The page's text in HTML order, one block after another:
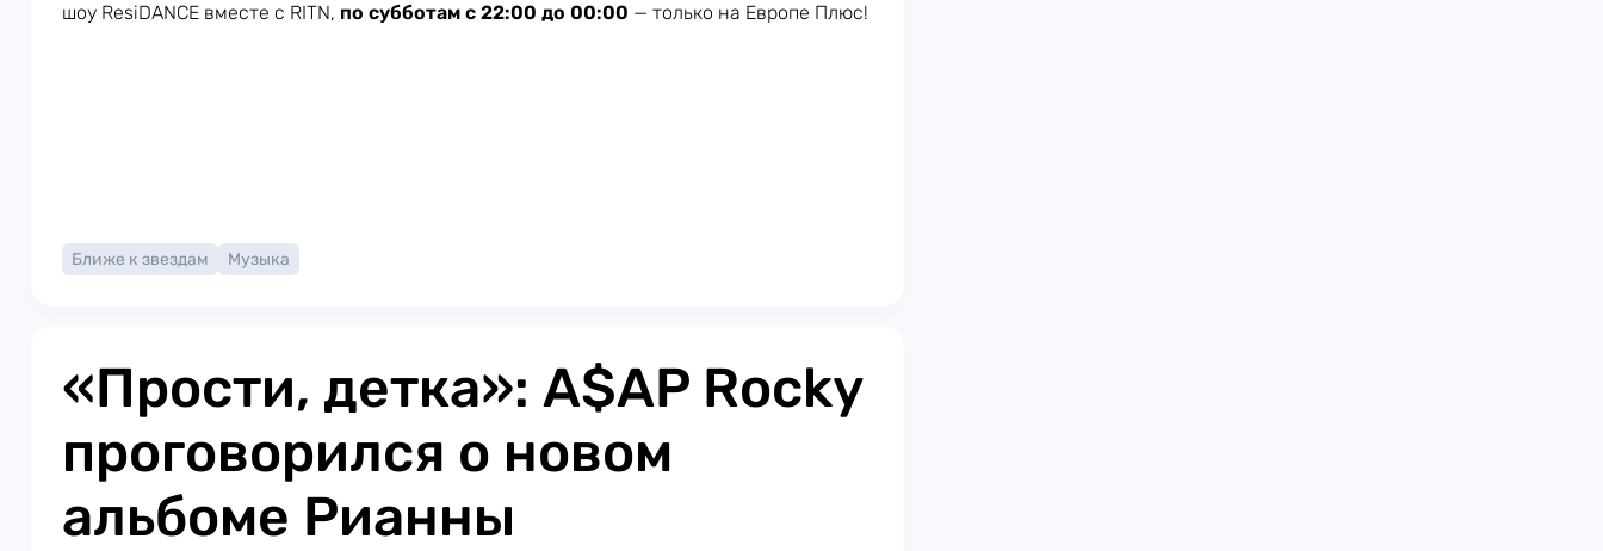
шоу ResiDANCE вместе с RITN, по субботам с 22:00 до 00:00 — только на Европе Плюс!​
Ближе к звездам Музыка
«Прости, детка»: A$AP Rocky
проговорился о новом
альбоме Рианны